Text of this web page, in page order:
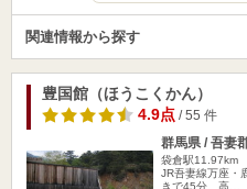
関連情報から探す
豊国館（ほうこくかん）
4.9点/ 55 件
群馬県 / 吾妻
袋倉駅11.97km
JR吾妻線万座・
きで45分、高…